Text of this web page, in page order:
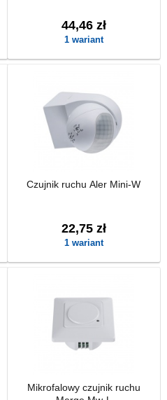
44,46 zł
1 wariant
Czujnik ruchu Aler Mini-W
22,75 zł
1 wariant
Mikrofalowy czujnik ruchu